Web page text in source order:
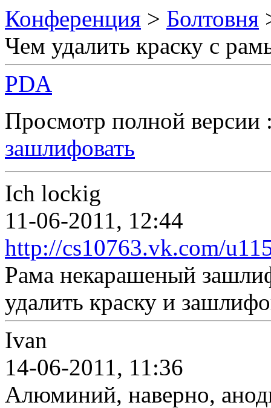
Конференция > Болтовня
Чем удалить краску с
PDA
Просмотр полной
зашлифовать
Ich lockig
11-06-2011, 12:44
http://cs10763.vk.com/
Рама некарашеный
удалить краску и
Ivan
14-06-2011, 11:36
Алюминий, наверно,